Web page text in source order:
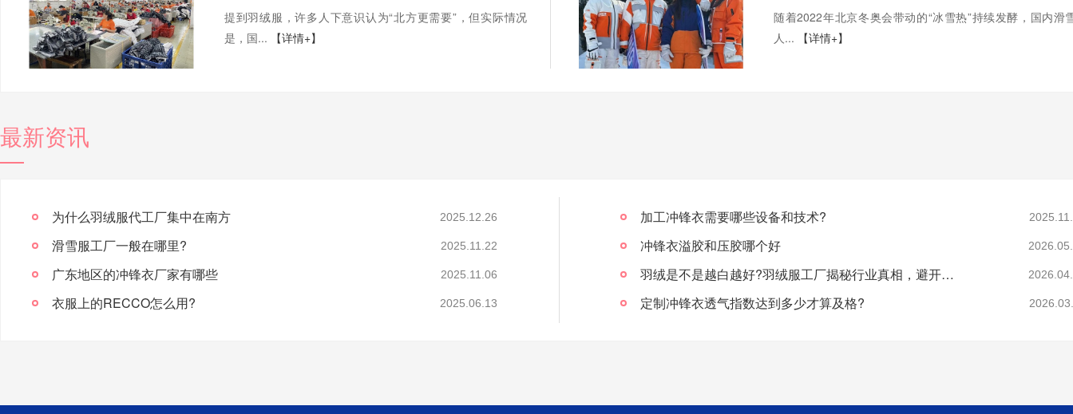
提到羽绒服，许多人下意识认为“北方更需要”，但实际情况
是，国...
【详情+】
随着2022年北京冬奥会带动的“冰雪热”持续发酵，国内滑
人...
【详情+】
最新资讯
为什么羽绒服代工厂集中在南方 2025.12.26
滑雪服工厂一般在哪里? 2025.11.22
广东地区的冲锋衣厂家有哪些 2025.11.06
衣服上的RECCO怎么用? 2025.06.13
加工冲锋衣需要哪些设备和技术?
冲锋衣溢胶和压胶哪个好
羽绒是不是越白越好?羽绒服工厂揭秘行业真相，避开漂白绒陷阱
定制冲锋衣透气指数达到多少才算及格?